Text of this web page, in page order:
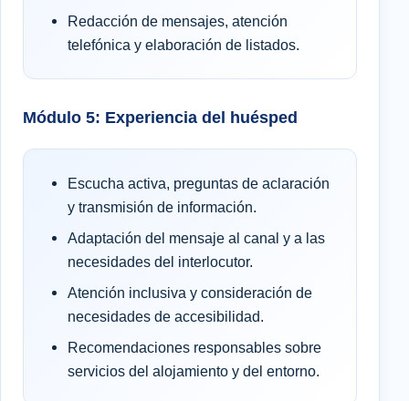
Redacción de mensajes, atención
telefónica y elaboración de listados.
Módulo 5: Experiencia del huésped
Escucha activa, preguntas de aclaración
y transmisión de información.
Adaptación del mensaje al canal y a las
necesidades del interlocutor.
Atención inclusiva y consideración de
necesidades de accesibilidad.
Recomendaciones responsables sobre
servicios del alojamiento y del entorno.